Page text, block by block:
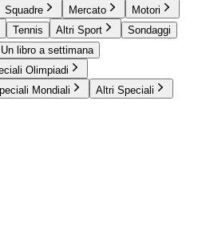
Squadre Mercato
Motori
Tennis Altri Sport
Sondaggi
Un libro a settimana
Olimpiadi
Mondiali Altri Speciali